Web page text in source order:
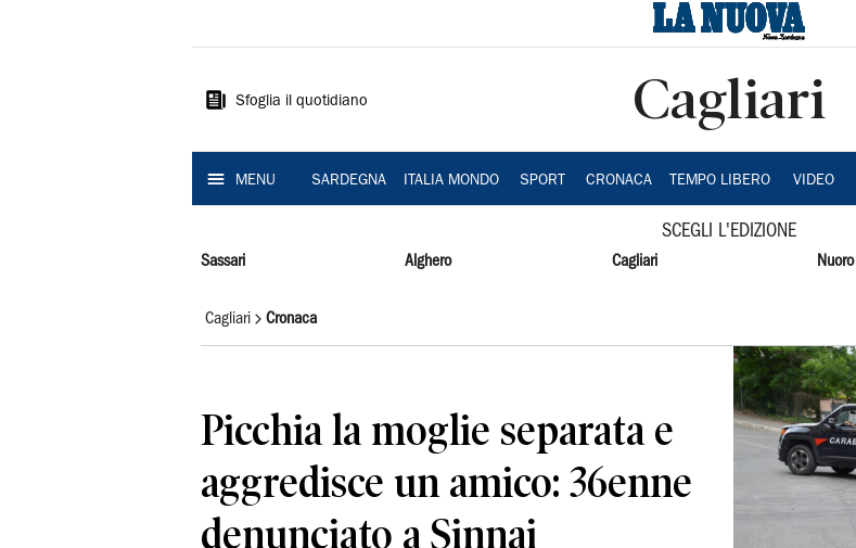
Sardegna
Sfoglia il quotidiano Cagliari
MENU SARDEGNA ITALIA MONDO SPORT CRONACA TEMPO LIBERO VIDEO
SCEGLI L'EDIZIONE
Sassari Alghero Cagliari Nuoro
Cagliari Cronaca
Picchia la moglie separata e
aggredisce un amico: 36enne
denunciato a Sinnai